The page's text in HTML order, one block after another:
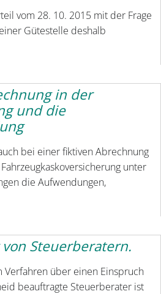
vom 28. 10. 2015 mit der Frage
Gütestelle deshalb
in der
und die
bei einer fiktiven Abrechnung
unter
die Aufwendungen,
Steuerberatern.
über einen Einspruch
beauftragte Steuerberater ist